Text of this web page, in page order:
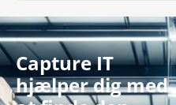
Capture IT
hjælper dig med